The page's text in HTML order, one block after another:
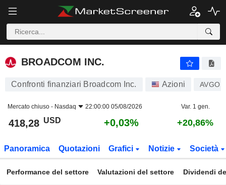
BROADCOM INC.
BROADCOM INC.
Confronti finanziari Broadcom Inc. Azioni AVGO
Mercato chiuso - Nasdaq 22:00:00 05/08/2026 Var. 1 gen.
418,28 USD +0,03% +20,86%
Panoramica Quotazioni Grafici Notizie Società
Performance del settore Valutazioni del settore Dividendi